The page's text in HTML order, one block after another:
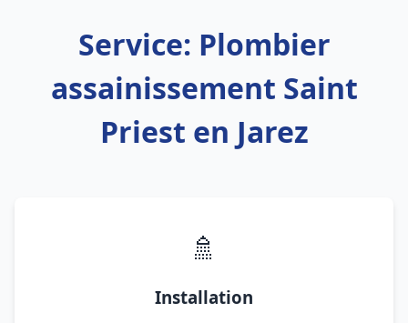
Service: Plombier
assainissement Saint
Priest en Jarez
🚿
Installation